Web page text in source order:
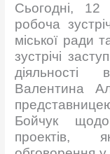
Сьогодні, 12
робоча
міської ради
зустрічі
діяльності
Валентина
Бойчук щодо
проектів,